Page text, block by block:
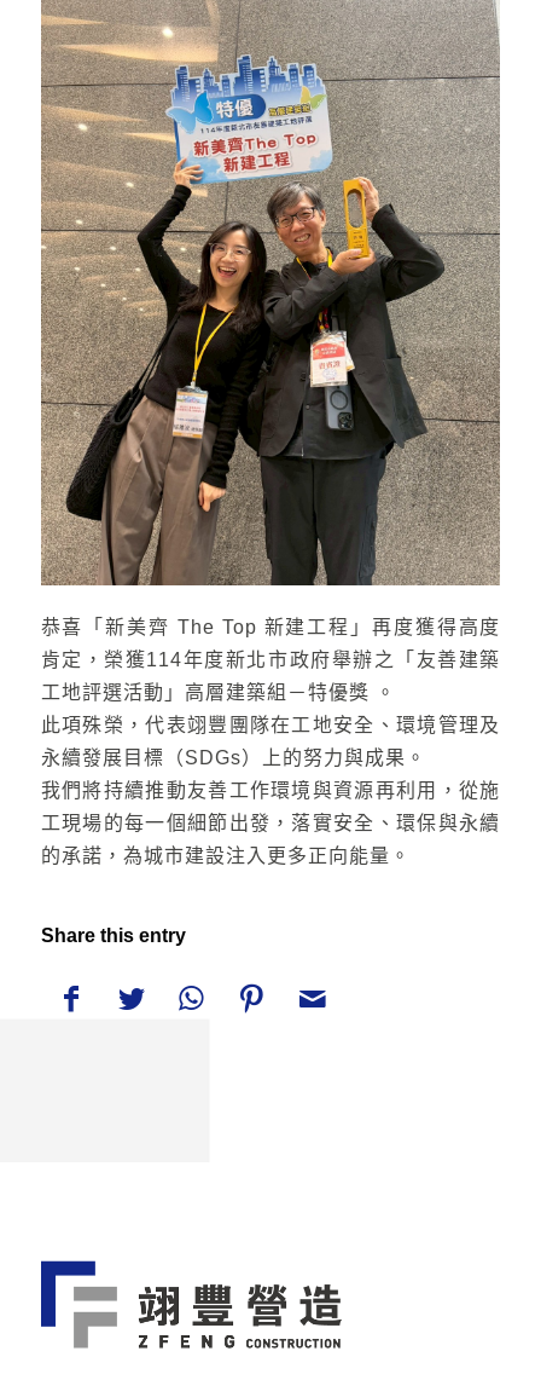
恭喜「新美齊 The Top 新建工程」再度獲得高度
肯定，榮獲114年度新北市政府舉辦之「友善建築
工地評選活動」高層建築組－特優獎 。
此項殊榮，代表翊豐團隊在工地安全、環境管理及
永續發展目標（SDGs）上的努力與成果。
我們將持續推動友善工作環境與資源再利用，從施
工現場的每一個細節出發，落實安全、環保與永續
的承諾，為城市建設注入更多正向能量。
Share this entry